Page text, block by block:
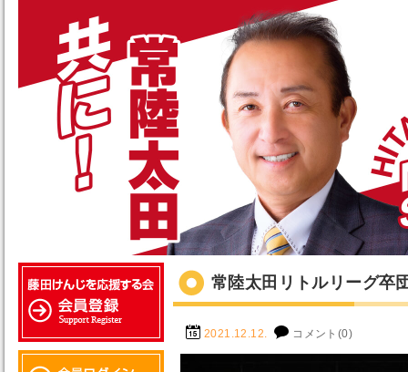
常陸太田リトルリーグ卒
2021.12.12. コメント(0)